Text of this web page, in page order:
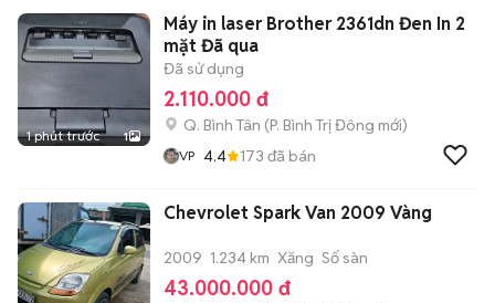
1 phút trước 1
Máy in laser Brother 2361dn Đen In 2
mặt Đã qua
Đã sử dụng
2.110.000 đ
Q. Bình Tân (P. Bình Trị Đông mới)
VP 4.4 173 đã bán
Chevrolet Spark Van 2009 Vàng
2009 1.234 km Xăng Số sàn
43.000.000 đ